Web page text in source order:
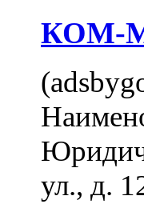
КОМ-
ул., д.